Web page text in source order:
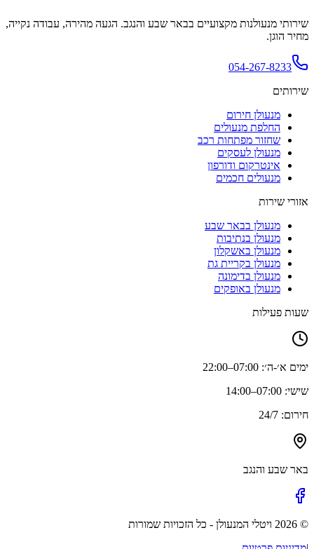
שירותי מנעולנות מקצועיים בבאר שבע והנגב. הגעה מהירה, עבודה נקייה,
מחיר הוגן.
054-267-8233
שירותים
מנעולן חירום
החלפת מנעולים
שחזור מפתחות רכב
מנעולן לעסקים
אינטרקום ודורפון
מנעולים חכמים
אזורי שירות
מנעולן בבאר שבע
מנעולן בנתיבות
מנעולן באשקלון
מנעולן בקריית גת
מנעולן בדימונה
מנעולן באופקים
שעות פעילות
ימים א׳-ה׳: 07:00–22:00
שישי: 07:00–14:00
חירום: 24/7
באר שבע והנגב
©
2026 ויטלי המנעולן - כל הזכויות שמורות